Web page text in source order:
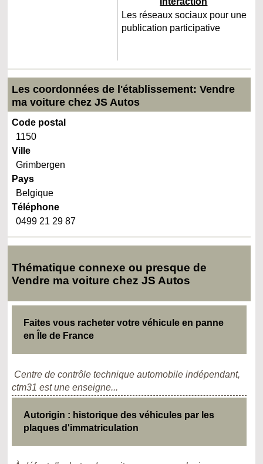
Les réseaux sociaux pour une
publication participative
Les coordonnées de l'établissement: Vendre
ma voiture chez JS Autos
Code postal
1150
Ville
Grimbergen
Pays
Belgique
Téléphone
0499 21 29 87
Thématique connexe ou presque de
Vendre ma voiture chez JS Autos
Faites vous racheter votre véhicule en panne
en Île de France
Centre de contrôle technique automobile indépendant,
ctm31 est une enseigne...
Autorigin : historique des véhicules par les
plaques d'immatriculation